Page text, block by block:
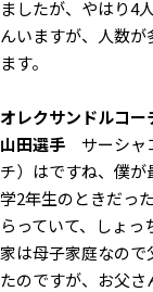
ましたが、やはり4
んいますが、人数
ます。
――オレクサンドルコ
山田選手 サーシャ
チ）はですね、僕
学2年生のときだっ
らっていて、しょ
家は母子家庭なの
たのですが、お父